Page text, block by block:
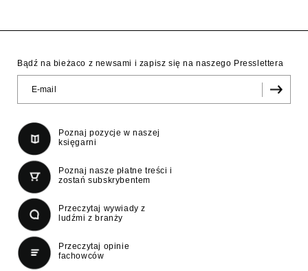
Bądź na bieżaco z newsami i zapisz się na naszego Presslettera
Poznaj pozycje w naszej
księgarni
Poznaj nasze płatne treści i
zostań subskrybentem
Przeczytaj wywiady z
ludźmi z branży
Przeczytaj opinie
fachowców